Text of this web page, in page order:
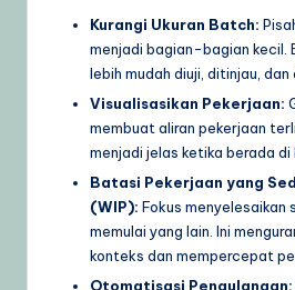
Kurangi Ukuran Batch:
menjadi bagian-bagian kecil.
lebih mudah diuji, ditinjau,
Visualisasikan Pekerjaan:
membuat aliran pekerjaan
menjadi jelas ketika berada di
Batasi Pekerjaan yang
(WIP): Fokus menyelesaikan
memulai yang lain. Ini
konteks dan mempercepat
Otomatisasi Pengulangan: